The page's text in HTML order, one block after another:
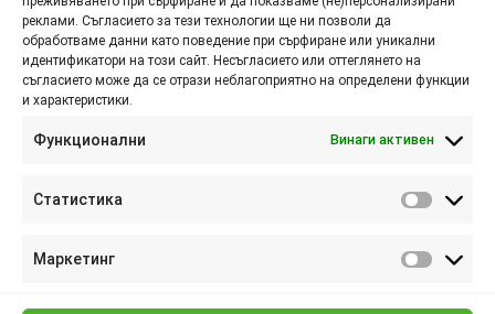
реклами. Съгласието за тези технологии ще ни позволи да
обработваме данни като поведение при сърфиране или уникални
идентификатори на този сайт. Несъгласието или оттеглянето на
съгласието може да се отрази неблагоприятно на определени функции
и характеристики.
Функционални Винаги активен
Статистика
Маркетинг
Пловдив п.к. 4000,
ул. Брезовско шосе №145
088 807 8538
088 586 6655